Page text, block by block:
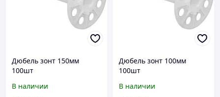
Дюбель зонт 150мм
100шт
В наличии
Дюбель зонт 100мм
100шт
В наличии